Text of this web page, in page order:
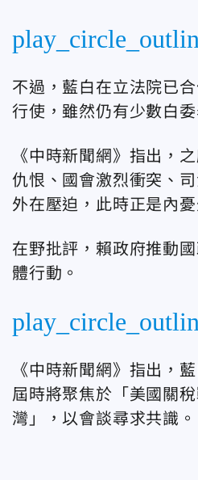
不過，藍白在立法院已
行使，雖然仍有少數白
《中時新聞網》指出，
仇恨、國會激烈衝突、
外在壓迫，此時正是內憂
在野批評，賴政府推動
體行動。
《中時新聞網》指出，
屆時將聚焦於「美國關
灣」，以會談尋求共識。